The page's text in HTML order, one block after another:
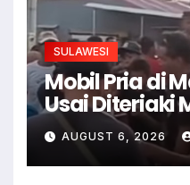
SULAWESI
Mobil Pria di
Usai Diteriaki
Ditangkap
AUGUST 6, 2026